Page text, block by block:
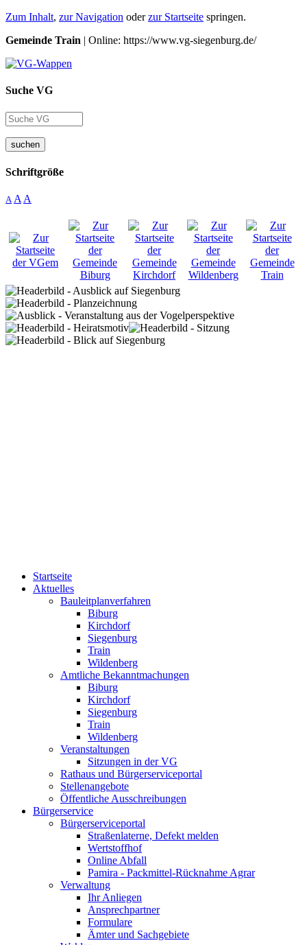
Zum Inhalt, zur Navigation oderzur Startseite springen.
Gemeinde Train | Online: https://www.vg-siegenburg.de/
Suche VG
suchen
Schriftgröße
A A A
Startseite
Aktuelles
Bauleitplanverfahren
Biburg
Kirchdorf
Siegenburg
Train
Wildenberg
Amtliche Bekanntmachungen
Biburg
Kirchdorf
Siegenburg
Train
Wildenberg
Veranstaltungen
Sitzungen in der VG
Rathaus und Bürgerserviceportal
Stellenangebote
Öffentliche Ausschreibungen
Bürgerservice
Bürgerserviceportal
Straßenlaterne, Defekt melden
Wertstoffhof
Online Abfall
Pamira - Packmittel-Rücknahme Agrar
Verwaltung
Ihr Anliegen
Ansprechpartner
Formulare
Ämter und Sachgebiete